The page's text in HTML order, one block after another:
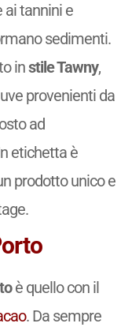
ai tannini e
sedimenti.
instile Tawny,
provenienti da
ad
etichetta è
prodotto unico e
è quello con il
. Da sempre